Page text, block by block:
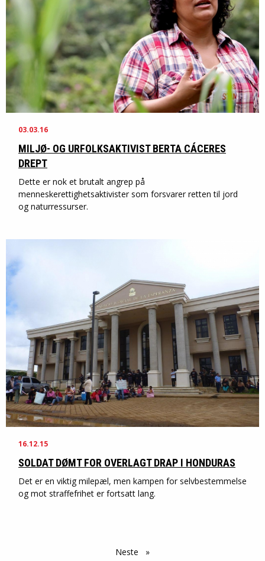
03.03.16
MILJØ- OG URFOLKSAKTIVIST BERTA CÁCERES
DREPT
Dette er nok et brutalt angrep på
menneskerettighetsaktivister som forsvarer retten til jord
og naturressurser.
16.12.15
SOLDAT DØMT FOR OVERLAGT DRAP I HONDURAS
Det er en viktig milepæl, men kampen for selvbestemmelse
og mot straffefrihet er fortsatt lang.
Neste side